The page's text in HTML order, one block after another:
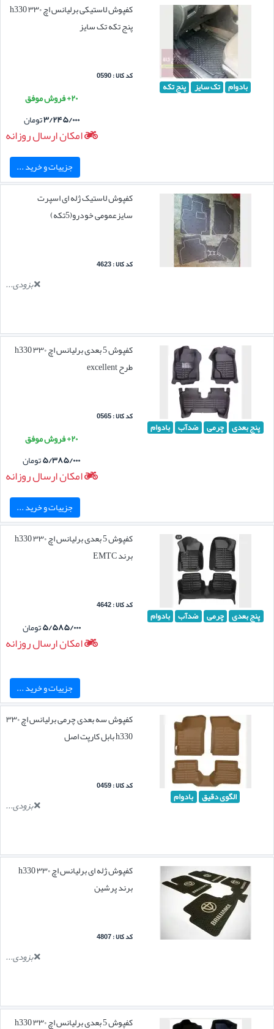
بادوام تک سایز پنج تکه
کفپوش لاستیکی برلیانس اچ ۳۳۰ h330
پنج تکه تک سایز
کد کالا : 0590
۲۰+ فروش موفق
۳/۲۴۵/۰۰۰تومان
امکان ارسال روزانه
جزییات و خرید ...
کفپوش لاستیک ژله ای اسپرت
سایزعمومی خودرو(5تکه)
کد کالا : 4623
بزودی...
پنج بعدی چرمی ضدآب بادوام
کفپوش 5 بعدی برلیانس اچ ۳۳۰ h330
طرح excellent
کد کالا : 0565
۲۰+ فروش موفق
۵/۳۸۵/۰۰۰تومان
امکان ارسال روزانه
جزییات و خرید ...
پنج بعدی چرمی ضدآب بادوام
کفپوش 5 بعدی برلیانس اچ ۳۳۰ h330
برند EMTC
کد کالا : 4642
۵/۵۸۵/۰۰۰تومان
امکان ارسال روزانه
جزییات و خرید ...
الگوی دقیق بادوام
کفپوش سه بعدی چرمی برلیانس اچ ۳۳۰
h330 بابل کارپت اصل
کد کالا : 0459
بزودی...
کفپوش ژله ای برلیانس اچ ۳۳۰ h330
برند پرشین
کد کالا : 4807
بزودی...
کفپوش 5 بعدی برلیانس اچ ۳۳۰ h330